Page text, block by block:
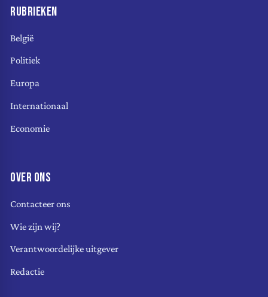
RUBRIEKEN
België
Politiek
Europa
Internationaal
Economie
OVER ONS
Contacteer ons
Wie zijn wij?
Verantwoordelijke uitgever
Redactie